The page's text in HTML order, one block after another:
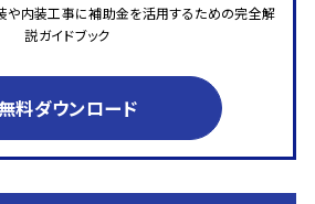
や内装工事に補助金を活用するための完全解
説ガイドブック
料ダウンロード